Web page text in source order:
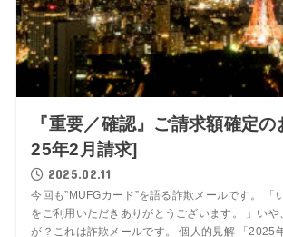
『重要／確認』ご請求額確定
25年2月請求]
2025.02.11
今回も”MUFGカード”を語る詐欺メールです。 「
をご利用いただきありがとうございます。 」いや
が？これは詐欺メールです。 個人的見解 「2025